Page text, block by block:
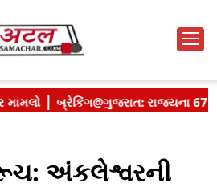
અંકલેશ્વરની